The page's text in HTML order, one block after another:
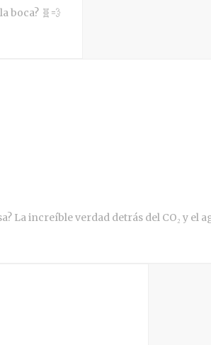
boca? 🧬💨
La increíble verdad detrás del CO₂ y el